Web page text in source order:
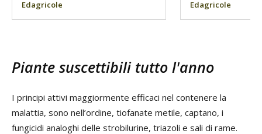
Edagricole Edagricole
Piante suscettibili tutto l'anno
I principi attivi maggiormente efficaci nel contenere la
malattia, sono nell’ordine, tiofanate metile, captano, i
fungicidi analoghi delle strobilurine, triazoli e sali di rame.